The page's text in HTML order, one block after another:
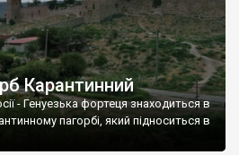
Карантинний
- Генуезька фортеця знаходиться в
пагорбі, який підноситься в